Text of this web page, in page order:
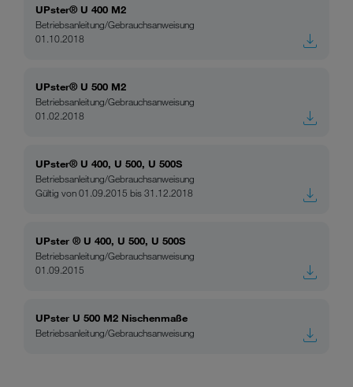
UPster® U 400 M2
Betriebsanleitung/Gebrauchsanweisung
01.10.2018
UPster® U 500 M2
Betriebsanleitung/Gebrauchsanweisung
01.02.2018
UPster® U 400, U 500, U 500S
Betriebsanleitung/Gebrauchsanweisung
Gültig von 01.09.2015 bis 31.12.2018
UPster ® U 400, U 500, U 500S
Betriebsanleitung/Gebrauchsanweisung
01.09.2015
UPster U 500 M2 Nischenmaße
Betriebsanleitung/Gebrauchsanweisung